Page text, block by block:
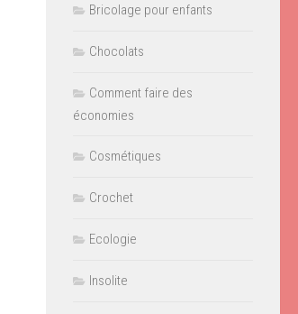
Bricolage pour enfants
Chocolats
Comment faire des
économies
Cosmétiques
Crochet
Ecologie
Insolite